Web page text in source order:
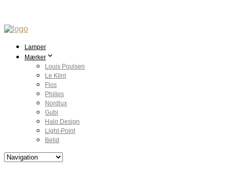
Lamper
Mærker
Louis Poulsen
Le Klint
Flos
Philips
Nordlux
Gubi
Halo Design
Light-Point
Belid